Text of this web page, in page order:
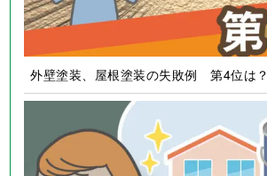
外壁塗装、屋根塗装の失敗例 第4位は？